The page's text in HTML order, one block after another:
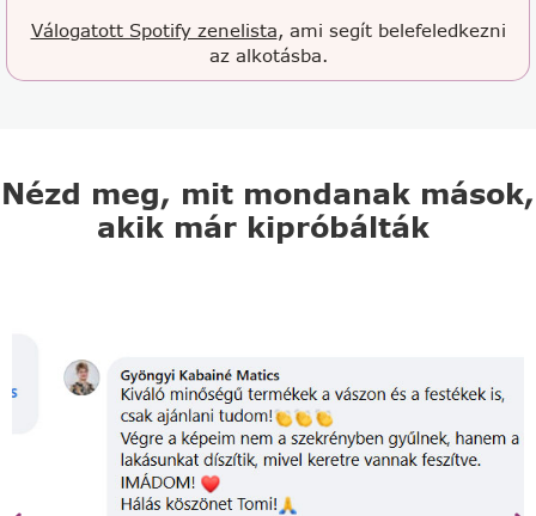
Válogatott Spotify zenelista, ami segít belefeledkezni
az alkotásba.
Nézd meg, mit mondanak mások,
akik már kipróbálták